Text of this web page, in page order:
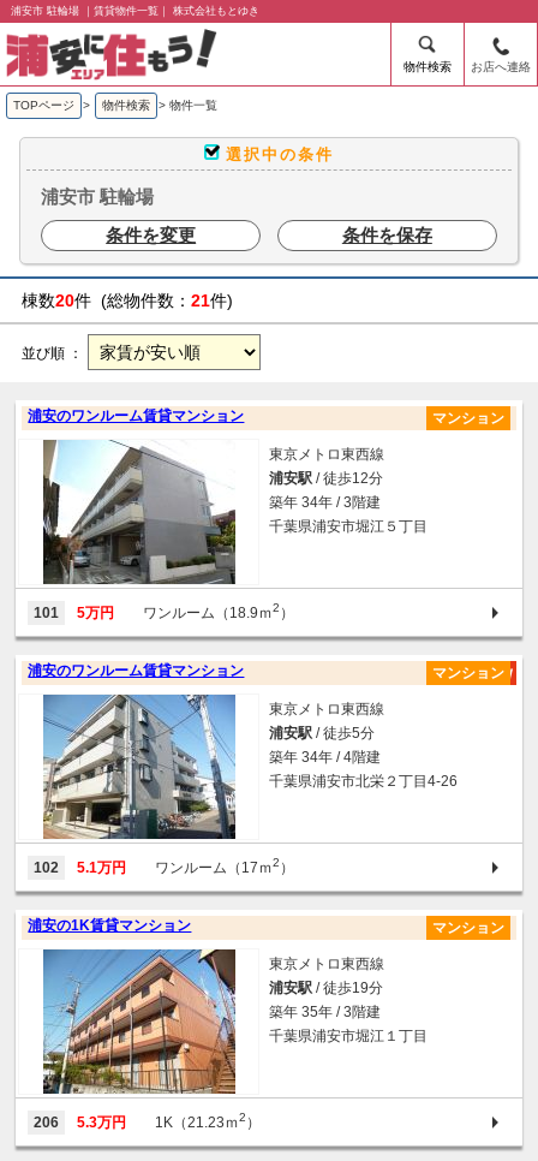
浦安市 駐輪場 ｜賃貸物件一覧｜ 株式会社もとゆき
物件検索 お店へ連絡
TOPページ > 物件検索 > 物件一覧
選択中の条件
浦安市 駐輪場
条件を変更
条件を保存
棟数20件 (総物件数： 21件)
並び順 ：
浦安のワンルーム賃貸マンション マンション
東京メトロ東西線
浦安駅 / 徒歩12分
築年 34年 / 3階建
千葉県浦安市堀江５丁目
101 5万円 ワンルーム（18.9ｍ2 ）
浦安のワンルーム賃貸マンション マンション
東京メトロ東西線
浦安駅 / 徒歩5分
築年 34年 / 4階建
千葉県浦安市北栄２丁目4-26
102 5.1万円 ワンルーム（17ｍ2 ）
浦安の1K賃貸マンション マンション
東京メトロ東西線
浦安駅 / 徒歩19分
築年 35年 / 3階建
千葉県浦安市堀江１丁目
206 5.3万円 1K（21.23ｍ2 ）